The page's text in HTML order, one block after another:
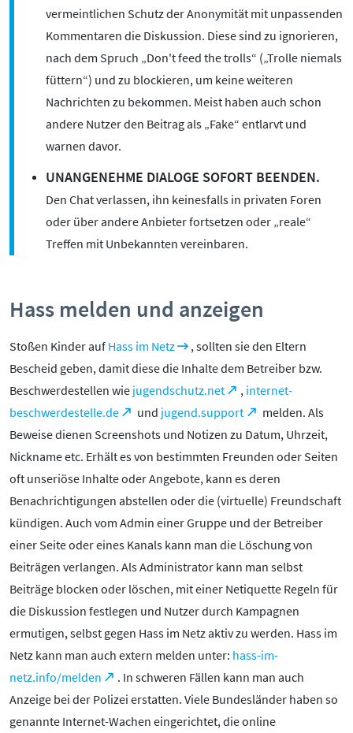
vermeintlichen Schutz der Anonymität mit unpassenden
Kommentaren die Diskussion. Diese sind zu ignorieren,
nach dem Spruch „Don't feed the trolls“ („Trolle niemals
füttern“) und zu blockieren, um keine weiteren
Nachrichten zu bekommen. Meist haben auch schon
andere Nutzer den Beitrag als „Fake“ entlarvt und
warnen davor.
UNANGENEHME DIALOGE SOFORT BEENDEN.
Den Chat verlassen, ihn keinesfalls in privaten Foren
oder über andere Anbieter fortsetzen oder „reale“
Treffen mit Unbekannten vereinbaren.
Hass melden und anzeigen
Stoßen Kinder auf Hass im Netz
, sollten sie den Eltern
Bescheid geben, damit diese die Inhalte dem Betreiber bzw.
Beschwerdestellen wie jugendschutz.net , internet-
beschwerdestelle.de
und jugend.support
melden. Als
Beweise dienen Screenshots und Notizen zu Datum, Uhrzeit,
Nickname etc. Erhält es von bestimmten Freunden oder Seiten
oft unseriöse Inhalte oder Angebote, kann es deren
Benachrichtigungen abstellen oder die (virtuelle) Freundschaft
kündigen. Auch vom Admin einer Gruppe und der Betreiber
einer Seite oder eines Kanals kann man die Löschung von
Beiträgen verlangen. Als Administrator kann man selbst
Beiträge blocken oder löschen, mit einer Netiquette Regeln für
die Diskussion festlegen und Nutzer durch Kampagnen
ermutigen, selbst gegen Hass im Netz aktiv zu werden. Hass im
Netz kann man auch extern melden unter: hass-im-
netz.info/melden
. In schweren Fällen kann man auch
Anzeige bei der Polizei erstatten. Viele Bundesländer haben so
genannte Internet-Wachen eingerichtet, die online